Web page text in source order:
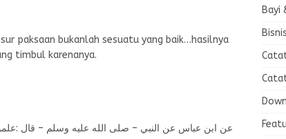
paksaan bukanlah sesuatu yang baik…hasilnya
timbul karenanya.
عن ابن عباس عن النبي – صلى الله عليه وسلم – قال
Bayi